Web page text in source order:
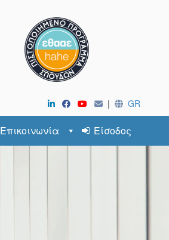
| GR
Επικοινωνία Είσοδος